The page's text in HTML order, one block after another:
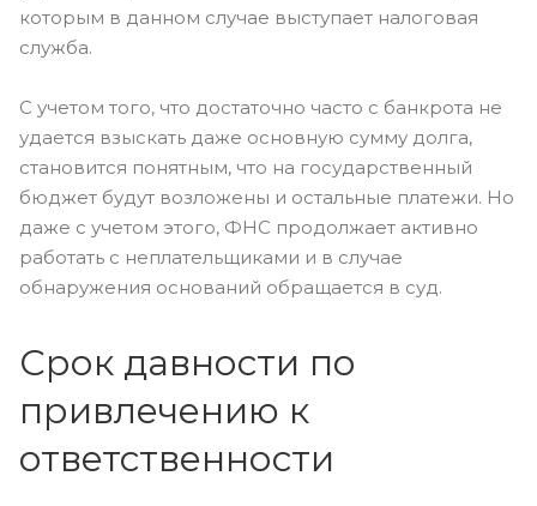
которым в данном случае выступает налоговая
служба.
С учетом того, что достаточно часто с банкрота не
удается взыскать даже основную сумму долга,
становится понятным, что на государственный
бюджет будут возложены и остальные платежи. Но
даже с учетом этого, ФНС продолжает активно
работать с неплательщиками и в случае
обнаружения оснований обращается в суд.
Срок давности по
привлечению к
ответственности